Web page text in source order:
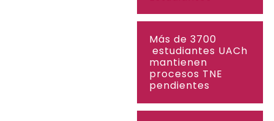
Más de 3700
estudiantes UACh
mantienen
procesos TNE
pendientes